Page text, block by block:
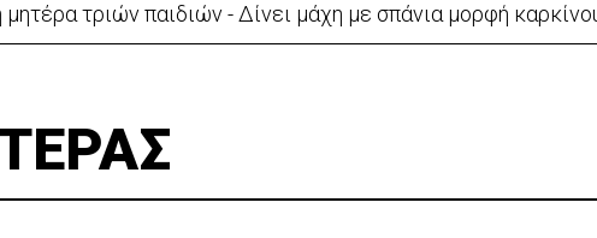
τριών παιδιών - Δίνει μάχη με σπάνια μορφή